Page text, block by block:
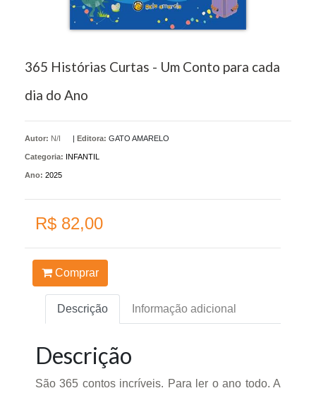
365 Histórias Curtas - Um Conto para cada
dia do Ano
Autor: N/I |Editora: GATO AMARELO
Categoria: INFANTIL
Ano: 2025
R$ 82,00
Comprar
Descrição Informação adicional
Descrição
São 365 contos incríveis. Para ler o ano todo. A